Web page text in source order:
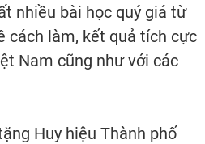
nhiều bài học quý giá từ
cách làm, kết quả tích cực
Nam cũng như với các
Huy hiệu Thành phố